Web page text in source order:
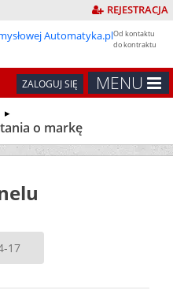
REJESTRACJA
Od kontaktu
do kontraktu
MENU
ZALOGUJ SIĘ
o markę
17